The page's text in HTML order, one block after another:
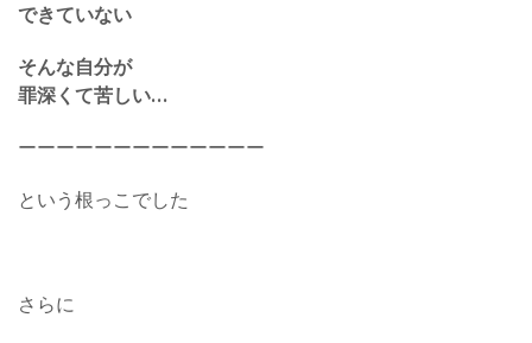
できていない
そんな自分が
罪深くて苦しい…
ーーーーーーーーーーーーー
という根っこでした
さらに